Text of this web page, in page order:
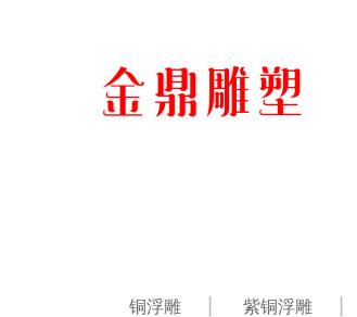
铜浮雕 紫铜浮雕